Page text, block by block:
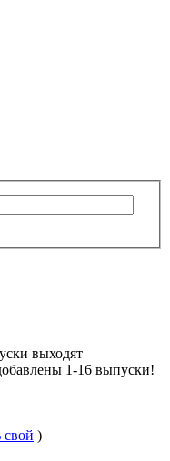
выходят
1-16 выпуски!
свой )